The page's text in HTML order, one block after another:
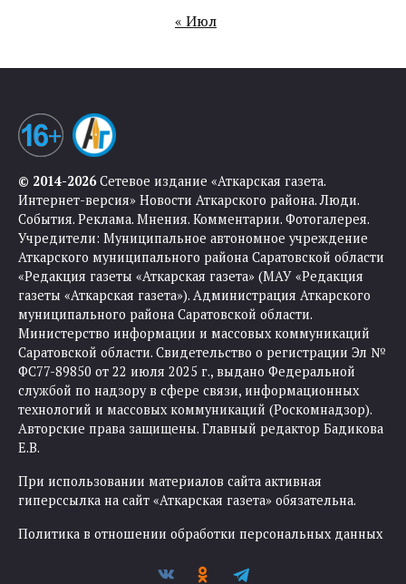
« Июл
© 2014-2026Сетевое издание «Аткарская газета.
Интернет-версия» Новости Аткарского района. Люди.
События. Реклама. Мнения. Комментарии. Фотогалерея.
Учредители: Муниципальное автономное учреждение
Аткарского муниципального района Саратовской области
«Редакция газеты «Аткарская газета» (МАУ «Редакция
газеты «Аткарская газета»). Администрация Аткарского
муниципального района Саратовской области.
Министерство информации и массовых коммуникаций
Саратовской области. Свидетельство о регистрации Эл №
ФС77-89850 от 22 июля 2025 г., выдано Федеральной
службой по надзору в сфере связи, информационных
технологий и массовых коммуникаций (Роскомнадзор).
Авторские права защищены. Главный редактор Бадикова
Е.В.
При использовании материалов сайта активная
гиперссылка на сайт «Аткарская газета» обязательна.
Политика в отношении обработки персональных данных